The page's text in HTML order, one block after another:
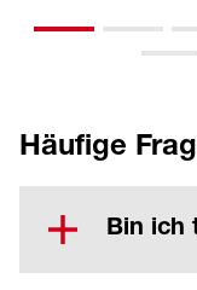
Häufige
Bin ich